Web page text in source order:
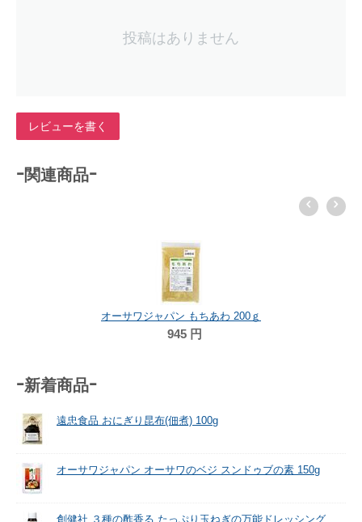
投稿はありません
レビューを書く
-関連商品-
オーサワジャパン もちあわ 200ｇ
945 円
-新着商品-
遠忠食品 おにぎり昆布(佃煮) 100g
オーサワジャパン オーサワのベジ スンドゥブの素 150g
創健社 ３種の酢香る たっぷり玉ねぎの万能ドレッシング